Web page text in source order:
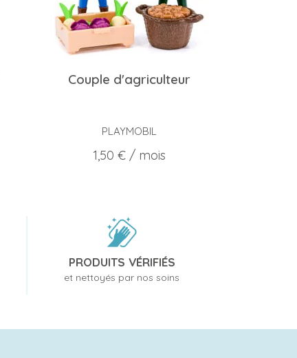
Couple d'agriculteur
PLAYMOBIL
Prix
1,50 €/ mois
PRODUITS VÉRIFIÉS
et nettoyés par nos soins